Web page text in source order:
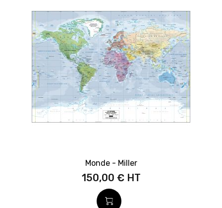
Monde - Miller
150,00 €